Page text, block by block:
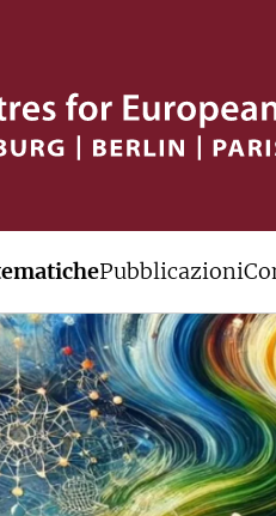
Pubblicazioni